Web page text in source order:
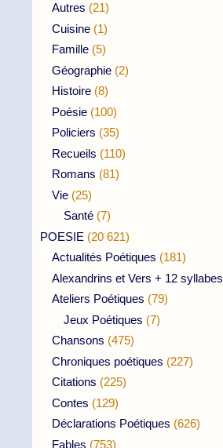
Autres (21)
Cuisine (1)
Famille (5)
Géographie (2)
Histoire (8)
Poésie (100)
Policiers (35)
Recueils (110)
Romans (81)
Vie (25)
Santé (7)
POESIE (20 621)
Actualités Poétiques (181)
Alexandrins et Vers + 12 syllabes
Ateliers Poétiques (79)
Jeux Poétiques (7)
Chansons (475)
Chroniques poétiques (227)
Citations (225)
Contes (129)
Déclarations Poétiques (626)
Fables (753)